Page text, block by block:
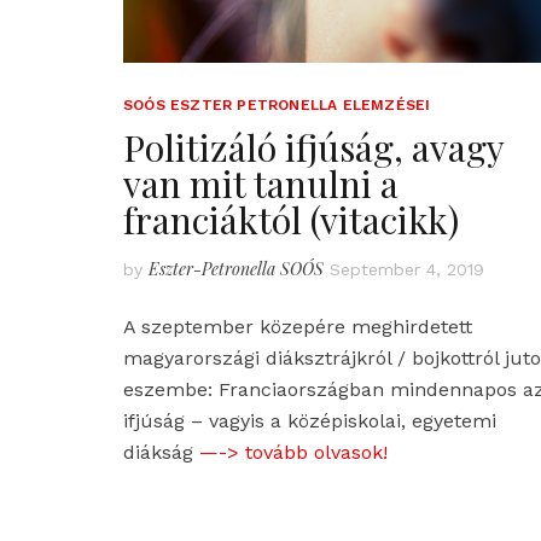
SOÓS ESZTER PETRONELLA ELEMZÉSEI
Politizáló ifjúság, avagy
van mit tanulni a
franciáktól (vitacikk)
by Eszter-Petronella SOÓS September 4, 2019
A szeptember közepére meghirdetett
magyarországi diáksztrájkról / bojkottról
eszembe: Franciaországban mindennapos
ifjúság – vagyis a középiskolai, egyetemi
diákság —-> tovább olvasok!